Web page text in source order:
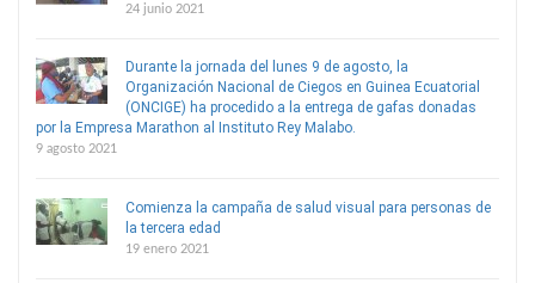
24 junio 2021
Durante la jornada del lunes 9 de agosto, la
Organización Nacional de Ciegos en Guinea Ecuatorial
(ONCIGE) ha procedido a la entrega de gafas donadas
por la Empresa Marathon al Instituto Rey Malabo.
9 agosto 2021
Comienza la campaña de salud visual para personas de
la tercera edad
19 enero 2021